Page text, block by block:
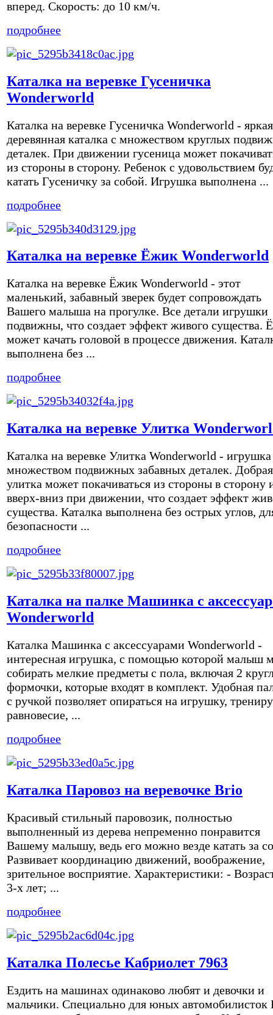
вперед. Скорость: до 10 км/ч.
подробнее
Каталка на веревке Гусеничка
Wonderworld
Каталка на веревке Гусеничка Wonderworld -
деревянная каталка с множеством круглых
деталек. При движении гусеница может
из стороны в сторону. Ребенок с удовольствием
катать Гусеничку за собой. Игрушка выполнена ...
подробнее
Каталка на веревке Ёжик Wonderworld
Каталка на веревке Ёжик Wonderworld - этот
маленький, забавный зверек будет сопровождать
Вашего малыша на прогулке. Все детали игрушки
подвижны, что создает эффект живого существа.
может качать головой в процессе движения.
выполнена без ...
подробнее
Каталка на веревке Улитка
Каталка на веревке Улитка Wonderworld - игрушка
множеством подвижных забавных деталек. Добрая
улитка может покачиваться из стороны в сторону
вверх-вниз при движении, что создает эффект
существа. Каталка выполнена без острых углов,
безопасности ...
подробнее
Каталка на палке Машинка с
Wonderworld
Каталка Машинка с аксессуарами Wonderworld -
интересная игрушка, с помощью которой малыш
собирать мелкие предметы с пола, включая 2
формочки, которые входят в комплект. Удобная
с ручкой позволяет опираться на игрушку,
равновесие, ...
подробнее
Каталка Паровоз на веревочке Brio
Красивый стильный паровозик, полностью
выполненный из дерева непременно понравится
Вашему малышу, ведь его можно везде катать за
Развивает координацию движений, воображение,
зрительное восприятие. Характеристики: -
3-х лет; ...
подробнее
Каталка Полесье Кабриолет 7963
Ездить на машинах одинаково любят и девочки и
мальчики. Специально для юных автомобилисток